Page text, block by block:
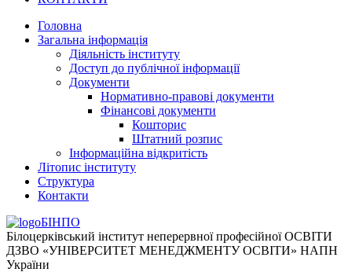
Головна
Загальна інформація
Діяльність інституту
Доступ до публічної інформації
Документи
Нормативно-правові документи
Фінансові документи
Кошторис
Штатний розпис
Інформаційна відкритість
Літопис інституту
Структура
Контакти
БІНПО
Білоцерківський інститут неперервної професійної ОСВІТИ
ДЗВО «УНІВЕРСИТЕТ МЕНЕДЖМЕНТУ ОСВІТИ» НАПН
України